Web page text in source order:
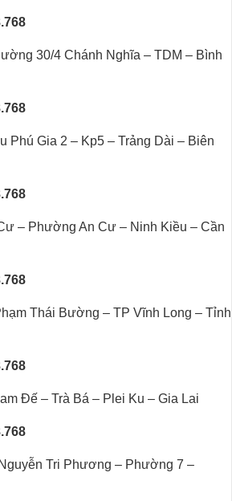
30/4 Chánh Nghĩa – TDM – Bình
Phú Gia 2 – Kp5 – Trảng Dài – Biên
– Phường An Cư – Ninh Kiều – Cần
Thái Bường – TP Vĩnh Long – Tỉnh
Đế – Trà Bá – Plei Ku – Gia Lai
Tri Phương – Phường 7 –